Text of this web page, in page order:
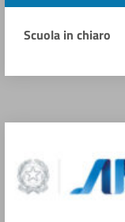
Scuola in chiaro